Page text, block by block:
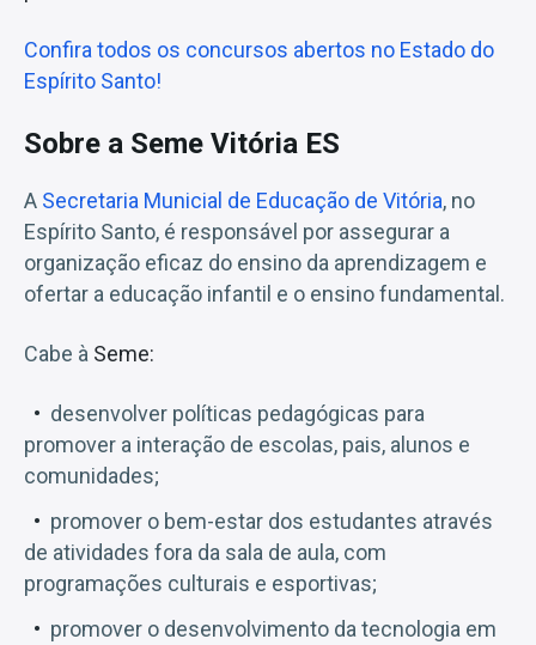
Confira todos os concursos abertos no Estado do
Espírito Santo!
Sobre a Seme Vitória ES
A Secretaria Municial de Educação de Vitória, no
Espírito Santo, é responsável por assegurar a
organização eficaz do ensino da aprendizagem e
ofertar a educação infantil e o ensino fundamental.
Cabe à Seme:
desenvolver políticas pedagógicas para
promover a interação de escolas, pais, alunos e
comunidades;
promover o bem-estar dos estudantes através
de atividades fora da sala de aula, com
programações culturais e esportivas;
promover o desenvolvimento da tecnologia em